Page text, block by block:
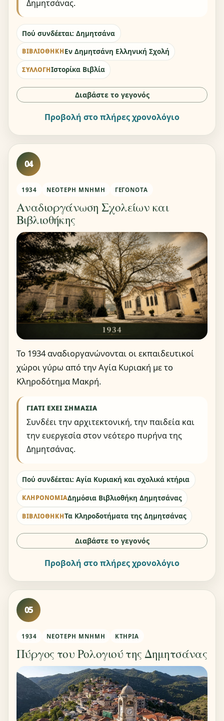
Δημητσάνας.
Πού συνδέεται: Δημητσάνα
ΒΙΒΛΙΟΘΉΚΗ Εν Δημητσάνη Ελληνική Σχολή
ΣΥΛΛΟΓΉΙστορίκα Βιβλία
Διαβάστε το γεγονός
Προβολή στο πλήρες χρονολόγιο
04
1934 ΝΕΌΤΕΡΗ ΜΝΉΜΗ ΓΕΓΟΝΌΤΑ
Αναδιοργάνωση Σχολείων και
Βιβλιοθήκης
Το 1934 αναδιοργανώνονται οι εκπαιδευτικοί
χώροι γύρω από την Αγία Κυριακή με το
Κληροδότημα Μακρή.
ΓΙΑΤΊ ΈΧΕΙ ΣΗΜΑΣΊΑ
Συνδέει την αρχιτεκτονική, την παιδεία και
την ευεργεσία στον νεότερο πυρήνα της
Δημητσάνας.
Πού συνδέεται: Αγία Κυριακή και σχολικά κτήρια
ΚΛΗΡΟΝΟΜΙΆΔημόσια Βιβλιοθήκη Δημητσάνας
ΒΙΒΛΙΟΘΉΚΗΤα Κληροδοτήματα της Δημητσάνας
Διαβάστε το γεγονός
Προβολή στο πλήρες χρονολόγιο
05
1934 ΝΕΌΤΕΡΗ ΜΝΉΜΗ ΚΤΉΡΙΑ
Πύργος του Ρολογιού της Δημητσάνας